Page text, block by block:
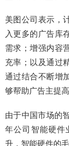
美图公司表示，
入更多的广告库
需求；增强内容
充率；以及通过
通过结合不断增
够帮助广告主提
由于中国市场的
年公司智能硬件
升，智能硬件的